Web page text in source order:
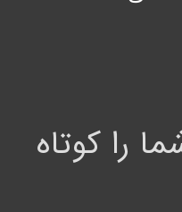
را کوتاه